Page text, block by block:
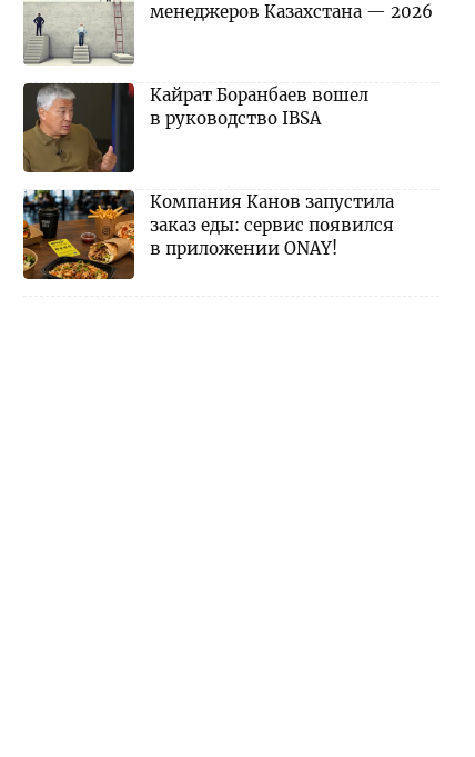
менеджеров Казахстана — 2026
Кайрат Боранбаев вошел
в руководство IBSA
Компания Канов запустила
заказ еды: сервис появился
в приложении ONAY!